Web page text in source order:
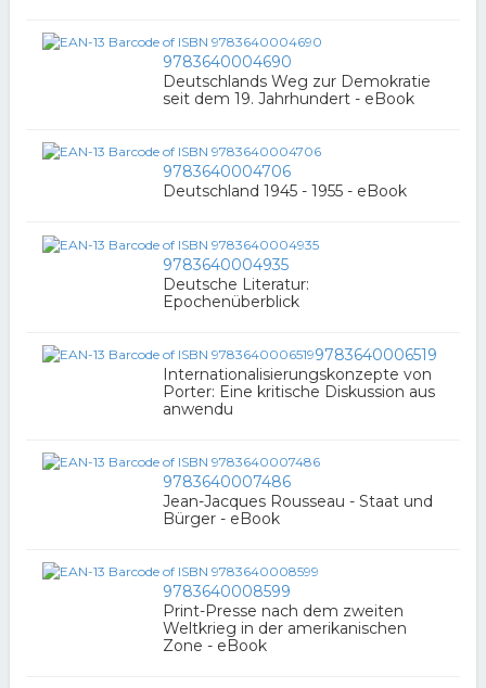
9783640004690
Deutschlands Weg zur Demokratie
seit dem 19. Jahrhundert - eBook
9783640004706
Deutschland 1945 - 1955 - eBook
9783640004935
Deutsche Literatur:
Epochenüberblick
9783640006519
Internationalisierungskonzepte von
Porter: Eine kritische Diskussion aus
anwendu
9783640007486
Jean-Jacques Rousseau - Staat und
Bürger - eBook
9783640008599
Print-Presse nach dem zweiten
Weltkrieg in der amerikanischen
Zone - eBook